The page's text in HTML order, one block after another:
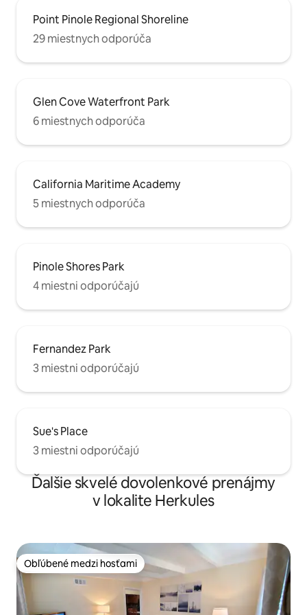
Point Pinole Regional Shoreline
29 miestnych odporúča
Glen Cove Waterfront Park
6 miestnych odporúča
California Maritime Academy
5 miestnych odporúča
Pinole Shores Park
4 miestni odporúčajú
Fernandez Park
3 miestni odporúčajú
Sue's Place
3 miestni odporúčajú
Ďalšie skvelé dovolenkové prenájmy
v lokalite Herkules
Obľúbené medzi hosťami
Obľúbené medzi hosťami